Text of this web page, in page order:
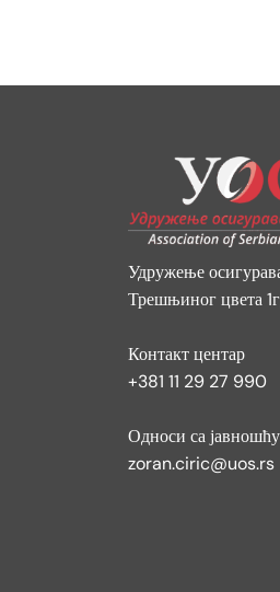
Удружење
Трешњиног цвета
Контакт центар
+381 11 29 27 990
Односи са јавношћу
zoran.ciric@uos.rs